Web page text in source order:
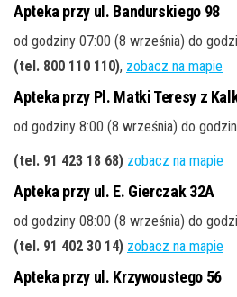
Apteka przy ul. Bandurskiego 98
od godziny 07:00 (8 września) do
(tel. 800 110 110), zobacz na mapie
Apteka przy Pl. Matki Teresy z
od godziny 8:00 (8 września) do
(tel. 91 423 18 68) zobacz na mapie
Apteka przy ul. E. Gierczak 32A
od godziny 08:00 (8 września) do
(tel. 91 402 30 14) zobacz na mapie
Apteka przy ul. Krzywoustego 56